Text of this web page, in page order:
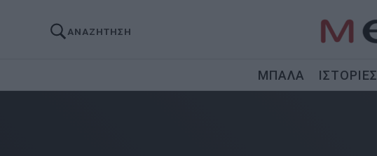
ΑΝΑΖΗΤΗΣΗ
ΜΠΑΛΑ ΙΣΤΟΡΙΕΣ